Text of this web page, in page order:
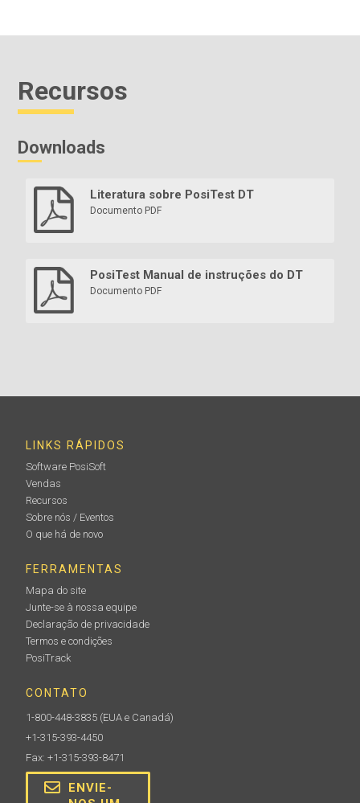
Recursos
Downloads
Literatura sobre PosiTest DT
Documento PDF
PosiTest Manual de instruções do DT
Documento PDF
LINKS RÁPIDOS
Software PosiSoft
Vendas
Recursos
Sobre nós / Eventos
O que há de novo
FERRAMENTAS
Mapa do site
Junte-se à nossa equipe
Declaração de privacidade
Termos e condições
PosiTrack
CONTATO
1-800-448-3835 (EUA e Canadá)
+1-315-393-4450
Fax: +1-315-393-8471
ENVIE-